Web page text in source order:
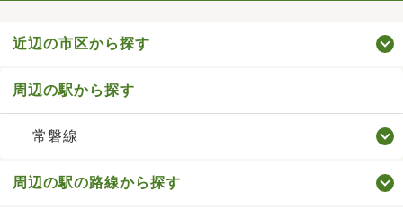
近辺の市区から探す
周辺の駅から探す
常磐線
周辺の駅の路線から探す